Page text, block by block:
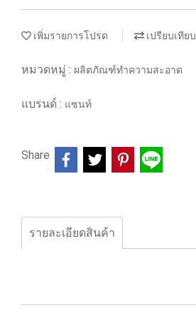
เพิ่มรายการโปรด เปรียบเทียบ
หมวดหมู่ : ผลิตภัณฑ์ทำความสะอาด
แบรนด์ : แซนท์
Share
รายละเอียดสินค้า